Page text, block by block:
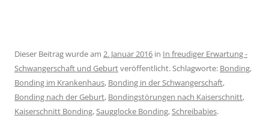
Dieser Beitrag wurde am 2. Januar 2016 in In freudiger Erwartung -
Schwangerschaft und Geburtveröffentlicht. Schlagworte: Bonding,
Bonding im Krankenhaus, Bonding in der Schwangerschaft,
Bonding nach der Geburt, Bondingstörungen nach Kaiserschnitt,
Kaiserschnitt Bonding,Saugglocke Bonding,Schreibabies.